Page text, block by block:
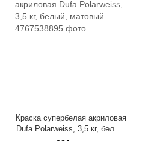
Краска супербелая акриловая
Dufa Polarweiss, 3,5 кг, белый,